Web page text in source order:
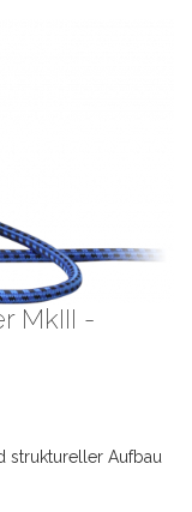
MkIII -
struktureller Aufbau